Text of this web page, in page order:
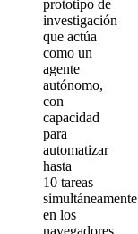
prototipo de
investigación
que actúa
como un
agente
autónomo,
con
capacidad
para
automatizar
hasta
10 tareas
simultáneamente
en los